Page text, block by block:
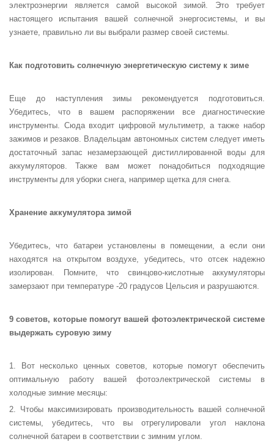
электроэнергии является самой высокой зимой. Это требует
настоящего испытания вашей солнечной энергосистемы, и вы
узнаете, правильно ли вы выбрали размер своей системы.
Как подготовить солнечную энергетическую систему к зиме
Еще до наступления зимы рекомендуется подготовиться.
Убедитесь, что в вашем распоряжении все диагностические
инструменты. Сюда входит цифровой мультиметр, а также набор
зажимов и резаков. Владельцам автономных систем следует иметь
достаточный запас незамерзающей дистиллированной воды для
аккумуляторов. Также вам может понадобиться подходящие
инструменты для уборки снега, например щетка для снега.
Хранение аккумулятора зимой
Убедитесь, что батареи установлены в помещении, а если они
находятся на открытом воздухе, убедитесь, что отсек надежно
изолирован. Помните, что свинцово-кислотные аккумуляторы
замерзают при температуре -20 градусов Цельсия и разрушаются.
9 советов, которые помогут вашей фотоэлектрической системе
выдержать суровую зиму
1. Вот несколько ценных советов, которые помогут обеспечить
оптимальную работу вашей фотоэлектрической системы в
холодные зимние месяцы:
2. Чтобы максимизировать производительность вашей солнечной
системы, убедитесь, что вы отрегулировали угол наклона
солнечной батареи в соответствии с зимним углом.